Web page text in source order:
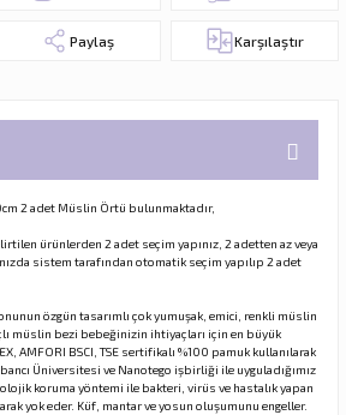
Paylaş Karşılaştır
2 adet Müslin Örtü bulunmaktadır,
ürünlerden 2 adet seçim yapınız, 2 adetten az veya
sistem tarafından otomatik seçim yapılıp 2 adet
özgün tasarımlı çok yumuşak, emici, renkli müslin
müslin bezi bebeğinizin ihtiyaçları için en büyük
AMFORI BSCI, TSE sertifikalı %100 pamuk kullanılarak
Üniversitesi ve Nanotego işbirliği ile uyguladığımız
koruma yöntemi ile bakteri, virüs ve hastalık yapan
yok eder. Küf, mantar ve yosun oluşumunu engeller.